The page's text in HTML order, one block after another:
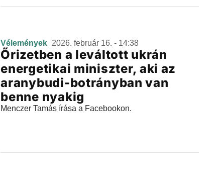
Vélemények 2026. február 16. - 14:38
Őrizetben a leváltott ukrán
energetikai miniszter, aki az
aranybudi-botrányban van
benne nyakig
Menczer Tamás írása a Facebookon.